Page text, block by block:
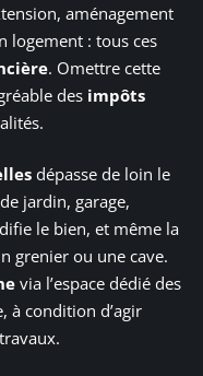
aménagement
logement : tous ces
. Omettre cette
des impôts
dépasse de loin le
jardin, garage,
le bien, et même la
grenier ou une cave.
via l’espace dédié des
à condition d’agir